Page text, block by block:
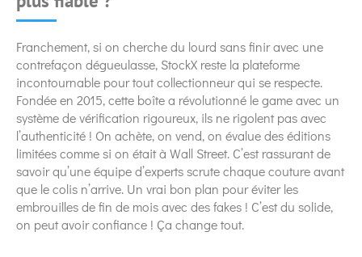
Franchement, si on cherche du lourd sans finir avec une
contrefaçon dégueulasse, StockX reste la plateforme
incontournable pour tout collectionneur qui se respecte.
Fondée en 2015, cette boîte a révolutionné le game avec un
système de vérification rigoureux, ils ne rigolent pas avec
l’authenticité ! On achète, on vend, on évalue des éditions
limitées comme si on était à Wall Street. C’est rassurant de
savoir qu’une équipe d’experts scrute chaque couture avant
que le colis n’arrive. Un vrai bon plan pour éviter les
embrouilles de fin de mois avec des fakes ! C’est du solide,
on peut avoir confiance ! Ça change tout.